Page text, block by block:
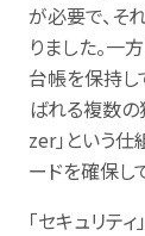
が必要で、そ
りました。一
台帳を保持し
ばれる複数
zer」という
ードを確保し
「セキュリテ